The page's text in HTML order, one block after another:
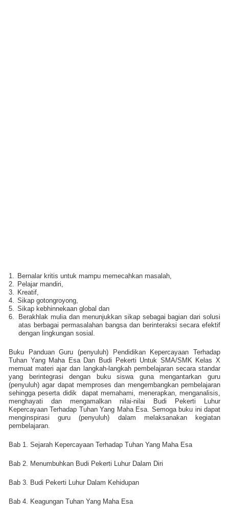
1. Bernalar kritis untuk mampu memecahkan masalah,
2. Pelajar mandiri,
3. Kreatif,
4. Sikap gotongroyong,
5. Sikap kebhinnekaan global dan
6.
Berakhlak mulia dan menunjukkan sikap sebagai bagian dari solusi
atas berbagai permasalahan bangsa dan berinteraksi secara efektif
dengan lingkungan sosial.
Buku Panduan Guru (penyuluh) Pendidikan Kepercayaan Terhadap
Tuhan Yang Maha Esa Dan Budi Pekerti Untuk SMA/SMK Kelas X
memuat materi ajar dan langkah-langkah pembelajaran secara standar
yang berintegrasi dengan buku siswa guna mengantarkan guru
(penyuluh) agar dapat memproses dan mengembangkan pembelajaran
sehingga peserta didik
dapat memahami, menerapkan, menganalisis,
menghayati dan mengamalkan nilai-nilai Budi Pekerti Luhur
Kepercayaan Terhadap Tuhan Yang Maha Esa. Semoga buku ini dapat
menginspirasi guru (penyuluh) dalam melaksanakan kegiatan
pembelajaran.
Bab 1. Sejarah Kepercayaan Terhadap Tuhan Yang Maha Esa
Bab 2. Menumbuhkan Budi Pekerti Luhur Dalam Diri
Bab 3. Budi Pekerti Luhur Dalam Kehidupan
Bab 4. Keagungan Tuhan Yang Maha Esa